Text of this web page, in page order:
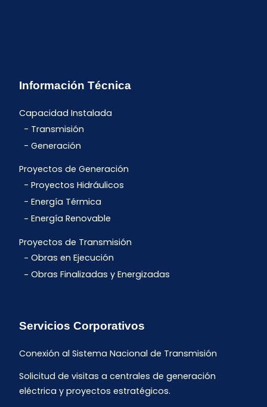
Información Técnica
Capacidad Instalada
Transmisión
Generación
Proyectos de Generación
Proyectos Hidráulicos
Energía Térmica
Energía Renovable
Proyectos de Transmisión
Obras en Ejecución
Obras Finalizadas y Energizadas
Servicios Corporativos
Conexión al Sistema Nacional de Transmisión
Solicitud de visitas a centrales de generación
eléctrica y proyectos estratégicos.